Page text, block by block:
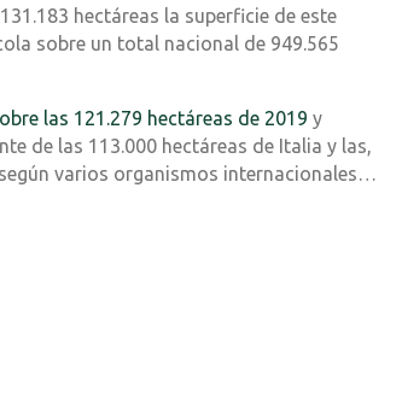
hectáreas la superficie de este
sobre un total nacional de 949.565
las 121.279 hectáreas de 2019 y
de las 113.000 hectáreas de Italia y las,
varios organismos internacionales…